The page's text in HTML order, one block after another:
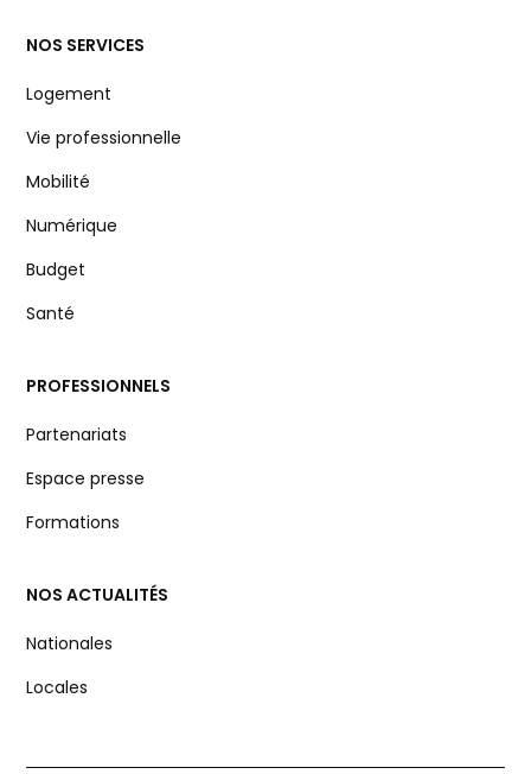
NOS SERVICES
Logement
Vie professionnelle
Mobilité
Numérique
Budget
Santé
PROFESSIONNELS
Partenariats
Espace presse
Formations
NOS ACTUALITÉS
Nationales
Locales